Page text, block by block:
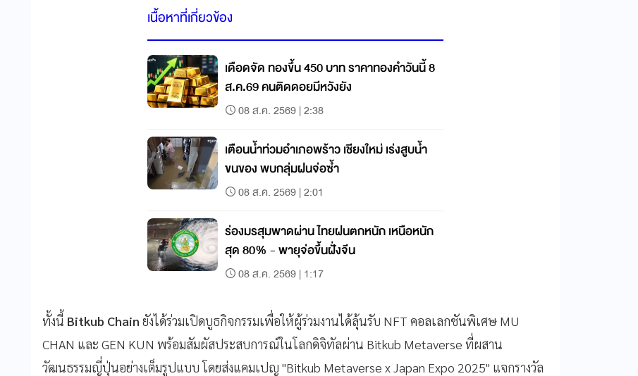
เนื้อหาที่เกี่ยวข้อง
เดือดจัด ทองขึ้น 450 บาท ราคาทองคำวันนี้ 8
ส.ค.69 คนติดดอยมีหวังยัง
08 ส.ค. 2569 | 2:38
เตือนน้ำท่วมอำเภอพร้าว เชียงใหม่ เร่งสูบน้ำ
ขนของ พบกลุ่มฝนจ่อซ้ำ
08 ส.ค. 2569 | 2:01
ร่องมรสุมพาดผ่าน ไทยฝนตกหนัก เหนือหนัก
สุด 80% - พายุจ่อขึ้นฝั่งจีน
08 ส.ค. 2569 | 1:17
ทั้งนี้ Bitkub Chain ยังได้ร่วมเปิดบูธกิจกรรมเพื่อให้ผู้ร่วมงานได้ลุ้นรับ NFT คอลเลกชันพิเศษ MU
CHAN และ GEN KUN พร้อมสัมผัสประสบการณ์ในโลกดิจิทัลผ่าน Bitkub Metaverse ที่ผสาน
วัฒนธรรมญี่ปุ่นอย่างเต็มรูปแบบ โดยส่งแคมเปญ "Bitkub Metaverse x Japan Expo 2025" แจกรางวัล